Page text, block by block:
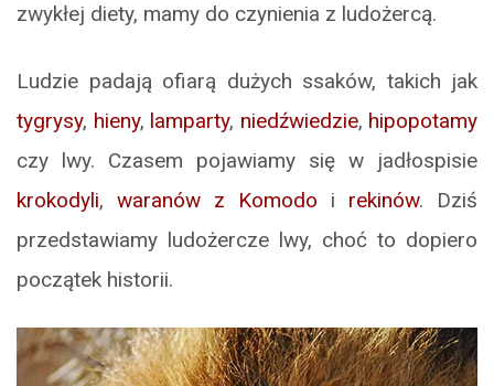
zwykłej diety, mamy do czynienia z ludożercą.
Ludzie padają ofiarą dużych ssaków, takich jak
tygrysy, hieny, lamparty, niedźwiedzie, hipopotamy
czy lwy. Czasem pojawiamy się w jadłospisie
krokodyli, waranów z Komodo i rekinów. Dziś
przedstawiamy ludożercze lwy, choć to dopiero
początek historii.